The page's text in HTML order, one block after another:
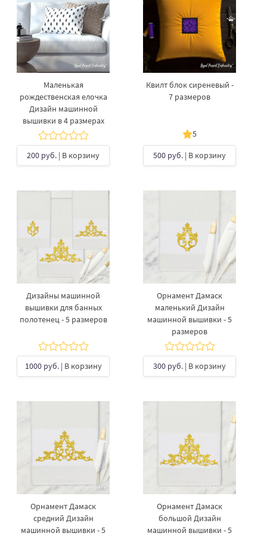
Маленькая
рождественская елочка
Дизайн машинной
вышивки в 4 размерах
200 руб. | В корзину
Квилт блок сиреневый -
7 размеров
5
500 руб. | В корзину
Дизайны машинной
вышивки для банных
полотенец - 5 размеров
1000 руб.| В корзину
Орнамент Дамаск
маленький Дизайн
машинной вышивки - 5
размеров
300 руб. | В корзину
Орнамент Дамаск
средний Дизайн
машинной вышивки - 5
Орнамент Дамаск
большой Дизайн
машинной вышивки - 5